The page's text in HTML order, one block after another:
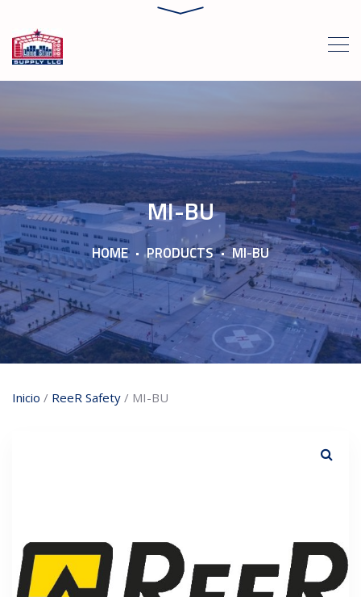
MI-BU
HOME PRODUCTS MI-BU
Inicio / ReeR Safety / MI-BU